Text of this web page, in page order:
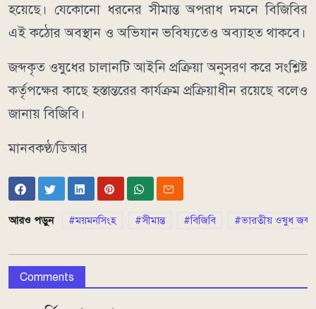
হয়েছে। যেকোনো ধরনের সীমান্ত অপরাধ দমনে বিজিবির
এই কঠোর অবস্থান ও অভিযান ভবিষ্যতেও অব্যাহত থাকবে।
জব্দকৃত ওষুধের চালানটি আইনি প্রক্রিয়া অনুসরণ করে সংশ্লিষ্ট
কর্তৃপক্ষের কাছে হস্তান্তরের কার্যক্রম প্রক্রিয়াধীন রয়েছে বলেও
জানায় বিজিবি।
মানবকণ্ঠ/ডিআর
আরও পড়ুন ময়মনসিংহ সীমান্ত বিজিবি ভারতীয় ওষুধ জব্দ
Comments